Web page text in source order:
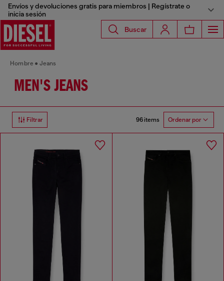
Envíos y devoluciones gratis para miembros | Regístrate o
inicia sesión
Buscar
Hombre Jeans
MEN'S JEANS
Filtrar 96 items Ordenar por